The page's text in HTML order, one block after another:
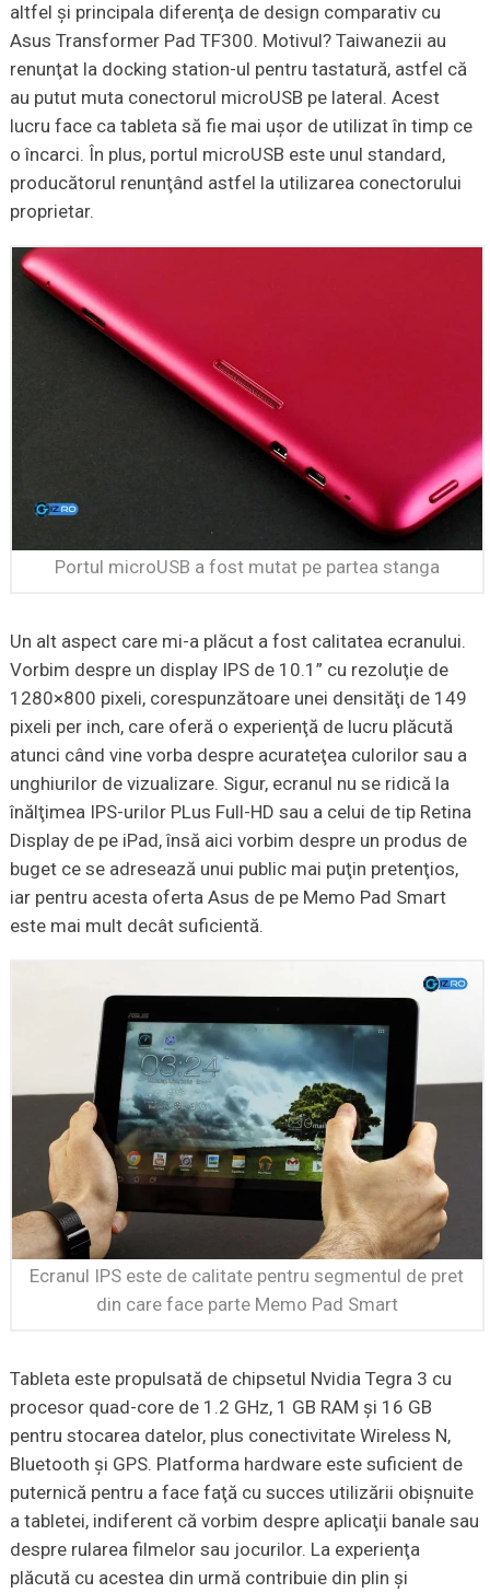
altfel şi principala diferenţa de design comparativ cu
Asus Transformer Pad TF300. Motivul? Taiwanezii au
renunţat la docking station-ul pentru tastatură, astfel că
au putut muta conectorul microUSB pe lateral. Acest
lucru face ca tableta să fie mai uşor de utilizat în timp ce
o încarci. În plus, portul microUSB este unul standard,
producătorul renunţând astfel la utilizarea conectorului
proprietar.
Portul microUSB a fost mutat pe partea stanga
Un alt aspect care mi-a plăcut a fost calitatea ecranului.
Vorbim despre un display IPS de 10.1” cu rezoluţie de
1280×800 pixeli, corespunzătoare unei densităţi de 149
pixeli per inch, care oferă o experienţă de lucru plăcută
atunci când vine vorba despre acurateţea culorilor sau a
unghiurilor de vizualizare. Sigur, ecranul nu se ridică la
înălţimea IPS-urilor PLus Full-HD sau a celui de tip Retina
Display de pe iPad, însă aici vorbim despre un produs de
buget ce se adresează unui public mai puţin pretenţios,
iar pentru acesta oferta Asus de pe Memo Pad Smart
este mai mult decât suficientă.
Ecranul IPS este de calitate pentru segmentul de pret
din care face parte Memo Pad Smart
Tableta este propulsată de chipsetul Nvidia Tegra 3 cu
procesor quad-core de 1.2 GHz, 1 GB RAM şi 16 GB
pentru stocarea datelor, plus conectivitate Wireless N,
Bluetooth şi GPS. Platforma hardware este suficient de
puternică pentru a face faţă cu succes utilizării obişnuite
a tabletei, indiferent că vorbim despre aplicaţii banale sau
despre rularea filmelor sau jocurilor. La experienţa
plăcută cu acestea din urmă contribuie din plin şi